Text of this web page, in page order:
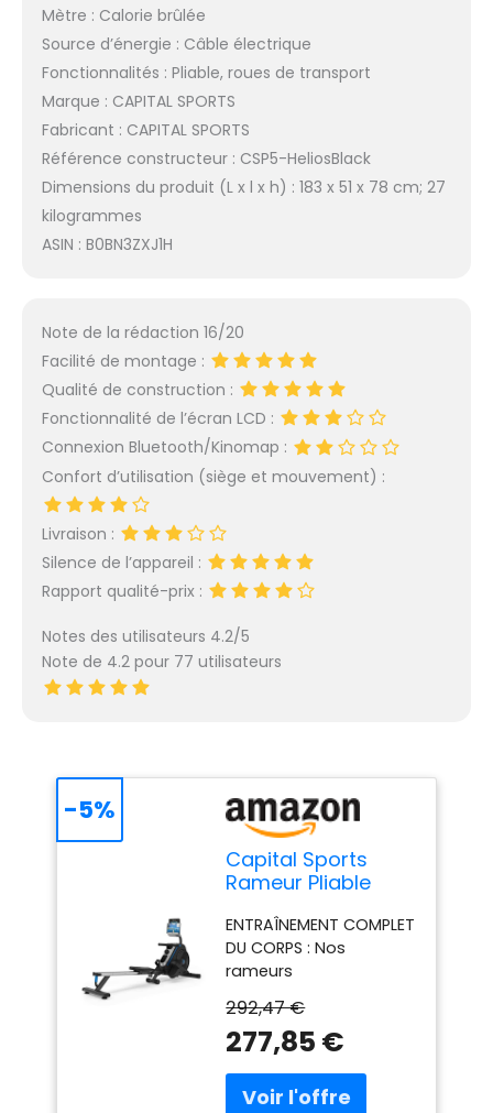
Mètre : Calorie brûlée
Source d’énergie : Câble électrique
Fonctionnalités : Pliable, roues de transport
Marque : CAPITAL SPORTS
Fabricant : CAPITAL SPORTS
Référence constructeur : CSP5-HeliosBlack
Dimensions du produit (L x l x h) : 183 x 51 x 78 cm; 27
kilogrammes
ASIN : B0BN3ZXJ1H
Note de la rédaction 16/20
Facilité de montage :
Qualité de construction :
Fonctionnalité de l’écran LCD :
Connexion Bluetooth/Kinomap :
Confort d’utilisation (siège et mouvement) :
Livraison :
Silence de l’appareil :
Rapport qualité-prix :
Notes des utilisateurs 4.2/5
Note de 4.2 pour 77 utilisateurs
Capital Sports
Rameur Pliable
Rameurs
Magnétiques pour
Les Séances
d'Entraînement
Cardio-Training,
pour la Maison
avec 8 Niveaux de
Résistance, Ecran
ENTRAÎNEMENT COMPLET
DU CORPS : Nos
rameurs
une technique
d'entraînement
qui ménage les
292,47 €
277,85 €
-5%